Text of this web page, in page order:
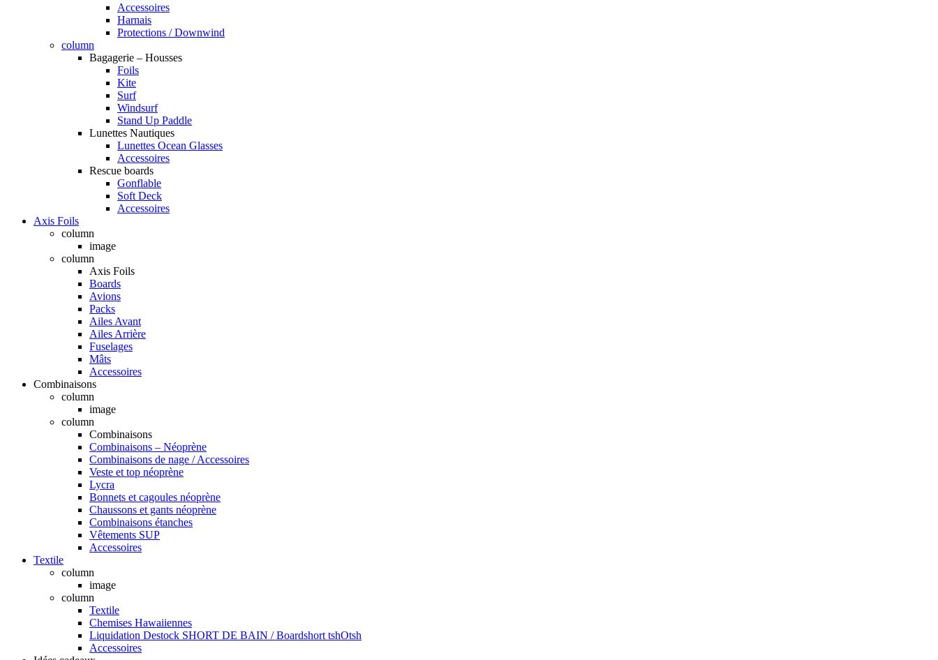
Accessoires
Harnais
Protections / Downwind
column
Bagagerie – Housses
Foils
Kite
Surf
Windsurf
Stand Up Paddle
Lunettes Nautiques
Lunettes Ocean Glasses
Accessoires
Rescue boards
Gonflable
Soft Deck
Accessoires
Axis Foils
column
image
column
Axis Foils
Boards
Avions
Packs
Ailes Avant
Ailes Arrière
Fuselages
Mâts
Accessoires
Combinaisons
column
image
column
Combinaisons
Combinaisons – Néoprène
Combinaisons de nage / Accessoires
Veste et top néoprène
Lycra
Bonnets et cagoules néoprène
Chaussons et gants néoprène
Combinaisons étanches
Vêtements SUP
Accessoires
Textile
column
image
column
Textile
Chemises Hawaiiennes
Liquidation Destock SHORT DE BAIN / Boardshort tshOtsh
Accessoires